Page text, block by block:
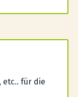
etc.. für die